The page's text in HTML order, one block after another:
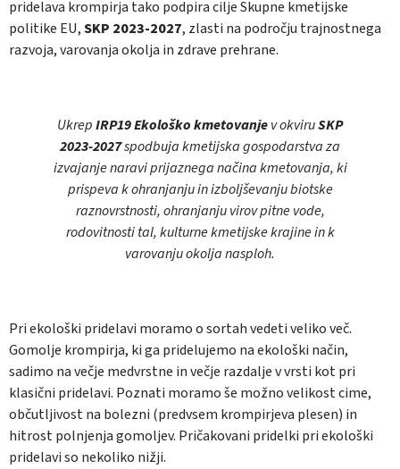
pridelava krompirja tako podpira cilje Skupne kmetijske
politike EU,SKP 2023-2027, zlasti na področju trajnostnega
razvoja, varovanja okolja in zdrave prehrane.
UkrepIRP19 Ekološko kmetovanjev okviruSKP
2023-2027spodbuja kmetijska gospodarstva za
izvajanje naravi prijaznega načina kmetovanja, ki
prispeva k ohranjanju in izboljševanju biotske
raznovrstnosti, ohranjanju virov pitne vode,
rodovitnosti tal, kulturne kmetijske krajine in k
varovanju okolja nasploh.
Pri ekološki pridelavi moramo o sortah vedeti veliko več.
Gomolje krompirja, ki ga pridelujemo na ekološki način,
sadimo na večje medvrstne in večje razdalje v vrsti kot pri
klasični pridelavi. Poznati moramo še možno velikost cime,
občutljivost na bolezni (predvsem krompirjeva plesen) in
hitrost polnjenja gomoljev. Pričakovani pridelki pri ekološki
pridelavi so nekoliko nižji.